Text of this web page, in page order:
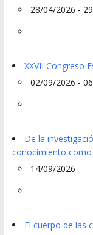
28/04/2026 -
XXVII Congreso
02/09/2026 -
De la
conocimiento
14/09/2026
El cuerpo de las